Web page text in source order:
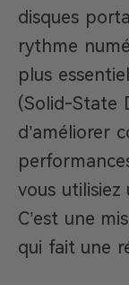
disques
rythme
plus
(Solid-State
d’améliorer
vous utilisiez
C’est une
qui fait une